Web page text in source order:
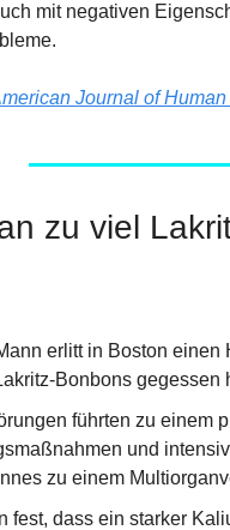
mit negativen
Journal of
zu viel
erlitt in Boston
Bonbons gegessen
führten zu einem
und
zu einem
fest, dass ein starker